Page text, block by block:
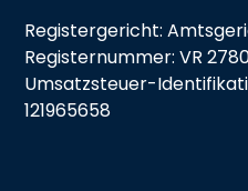
Registergericht:
Registernummer: VR
Umsatzsteuer-
121965658